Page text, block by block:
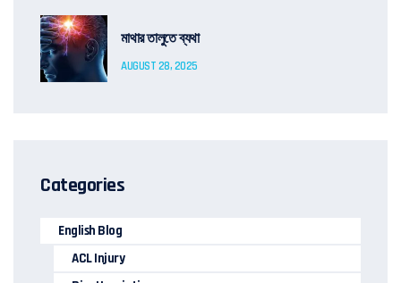
মাথার তালুতে ব্যথা
AUGUST 28, 2025
Categories
English Blog
ACL Injury